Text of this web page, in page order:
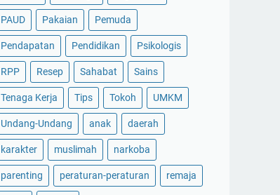
PAUD Pakaian Pemuda
Pendapatan Pendidikan Psikologis
RPP Resep Sahabat Sains
Tenaga Kerja Tips Tokoh UMKM
Undang-Undang anak daerah
karakter muslimah narkoba
parenting peraturan-peraturan remaja